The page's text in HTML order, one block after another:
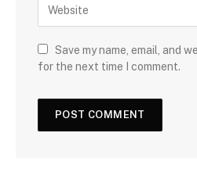
Save my name, email, and
for the next time I comment.